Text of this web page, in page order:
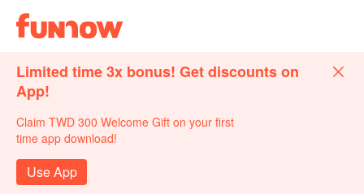
Limited time 3x bonus! Get discounts on
App!
Claim TWD 300 Welcome Gift on your first
time app download!
Use App